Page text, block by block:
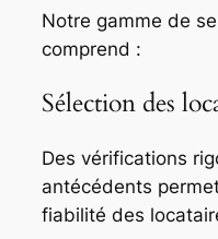
Notre gamme de
comprend :
Sélection des
Des vérifications
antécédents
fiabilité des